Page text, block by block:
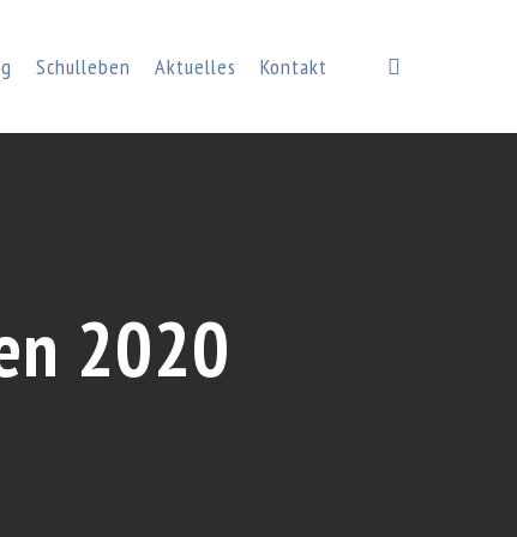
Schulleben Aktuelles Kontakt
2020